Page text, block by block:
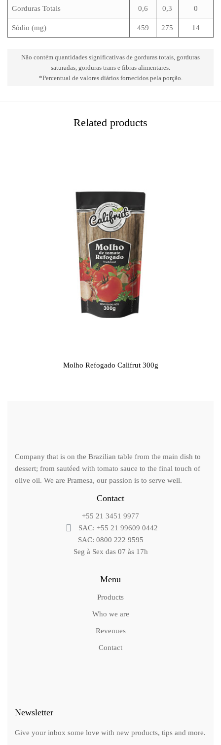
Gorduras Totais 0,6 0,3 0
Sódio (mg) 459 275 14
Não contém quantidades significativas de gorduras totais, gorduras
saturadas, gorduras trans e fibras alimentares.
*Percentual de valores diários fornecidos pela porção.
Related products
Molho Refogado Califrut 300g
Company that is on the Brazilian table from the main dish to
dessert; from sautéed with tomato sauce to the final touch of
olive oil. We are Pramesa, our passion is to serve well.
Contact
+55 21 3451 9977
SAC: +55 21 99609 0442
SAC: 0800 222 9595
Seg à Sex das 07 às 17h
Menu
Products
Who we are
Revenues
Contact
Newsletter
Give your inbox some love with new products, tips and more.